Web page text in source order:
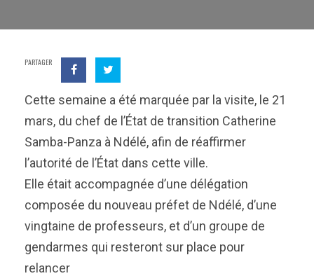
PARTAGER
Cette semaine a été marquée par la visite, le 21
mars, du chef de l’État de transition Catherine
Samba-Panza à Ndélé, afin de réaffirmer
l’autorité de l’État dans cette ville.
Elle était accompagnée d’une délégation
composée du nouveau préfet de Ndélé, d’une
vingtaine de professeurs, et d’un groupe de
gendarmes qui resteront sur place pour
relancer